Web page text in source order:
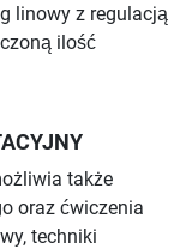
linowy z regulacją
ilość
także
oraz ćwiczenia
techniki